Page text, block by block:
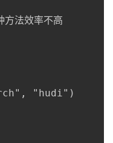
法效率不高
"hudi")